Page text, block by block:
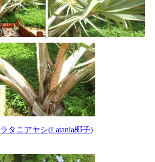
ラタニアヤシ(Latania椰子)